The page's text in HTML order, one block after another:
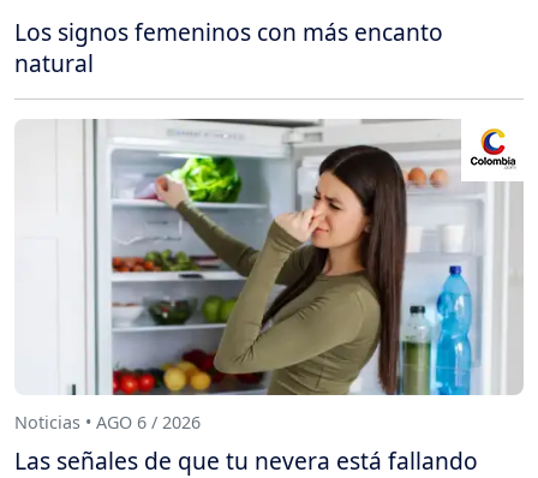
Los signos femeninos con más encanto
natural
Noticias • AGO 6 / 2026
Las señales de que tu nevera está fallando